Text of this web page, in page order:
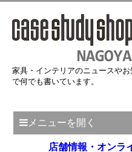
家具・インテリアのニュースや
で何でも書いています。
メニューを開く
店舗情報・オンラ